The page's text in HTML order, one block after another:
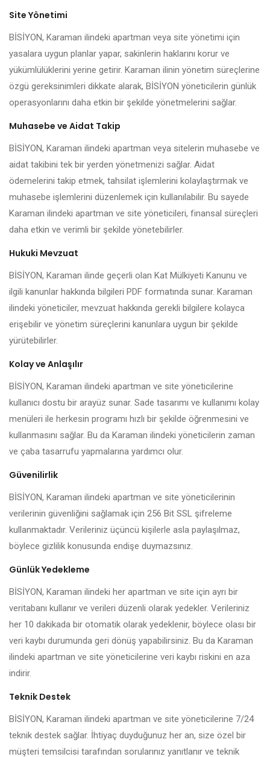
Site Yönetimi
BİSİYON, Karaman ilindeki apartman veya site yönetimi için
yasalara uygun planlar yapar, sakinlerin haklarını korur ve
yükümlülüklerini yerine getirir. Karaman ilinin yönetim süreçlerine
özgü gereksinimleri dikkate alarak, BİSİYON yöneticilerin günlük
operasyonlarını daha etkin bir şekilde yönetmelerini sağlar.
Muhasebe ve Aidat Takip
BİSİYON, Karaman ilindeki apartman veya sitelerin muhasebe ve
aidat takibini tek bir yerden yönetmenizi sağlar. Aidat
ödemelerini takip etmek, tahsilat işlemlerini kolaylaştırmak ve
muhasebe işlemlerini düzenlemek için kullanılabilir. Bu sayede
Karaman ilindeki apartman ve site yöneticileri, finansal süreçleri
daha etkin ve verimli bir şekilde yönetebilirler.
Hukuki Mevzuat
BİSİYON, Karaman ilinde geçerli olan Kat Mülkiyeti Kanunu ve
ilgili kanunlar hakkında bilgileri PDF formatında sunar. Karaman
ilindeki yöneticiler, mevzuat hakkında gerekli bilgilere kolayca
erişebilir ve yönetim süreçlerini kanunlara uygun bir şekilde
yürütebilirler.
Kolay ve Anlaşılır
BİSİYON, Karaman ilindeki apartman ve site yöneticilerine
kullanıcı dostu bir arayüz sunar. Sade tasarımı ve kullanımı kolay
menüleri ile herkesin programı hızlı bir şekilde öğrenmesini ve
kullanmasını sağlar. Bu da Karaman ilindeki yöneticilerin zaman
ve çaba tasarrufu yapmalarına yardımcı olur.
Güvenilirlik
BİSİYON, Karaman ilindeki apartman ve site yöneticilerinin
verilerinin güvenliğini sağlamak için 256 Bit SSL şifreleme
kullanmaktadır. Verileriniz üçüncü kişilerle asla paylaşılmaz,
böylece gizlilik konusunda endişe duymazsınız.
Günlük Yedekleme
BİSİYON, Karaman ilindeki her apartman ve site için ayrı bir
veritabanı kullanır ve verileri düzenli olarak yedekler. Verileriniz
her 10 dakikada bir otomatik olarak yedeklenir, böylece olası bir
veri kaybı durumunda geri dönüş yapabilirsiniz. Bu da Karaman
ilindeki apartman ve site yöneticilerine veri kaybı riskini en aza
indirir.
Teknik Destek
BİSİYON, Karaman ilindeki apartman ve site yöneticilerine 7/24
teknik destek sağlar. İhtiyaç duyduğunuz her an, size özel bir
müşteri temsilcisi tarafından sorularınız yanıtlanır ve teknik